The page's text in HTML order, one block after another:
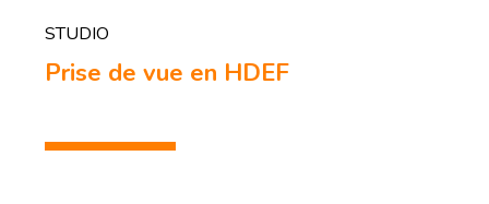
STUDIO
Prise de vue en HDEF